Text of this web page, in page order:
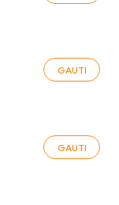
GAUTI
GAUTI